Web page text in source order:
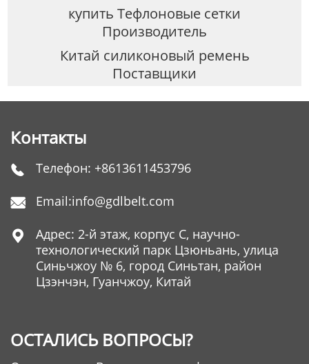
купить Tефлоновые сетки
Производитель
Китай силиконовый ремень
Поставщики
Контакты
 Телефон: +8613611453796
 Email:info@gdlbelt.com

Адрес: 2-й этаж, корпус C, научно-
технологический парк Цзюньань, улица
Синьчжоу № 6, город Синьтан, район
Цзэнчэн, Гуанчжоу, Китай
ОСТАЛИСЬ ВОПРОСЫ?